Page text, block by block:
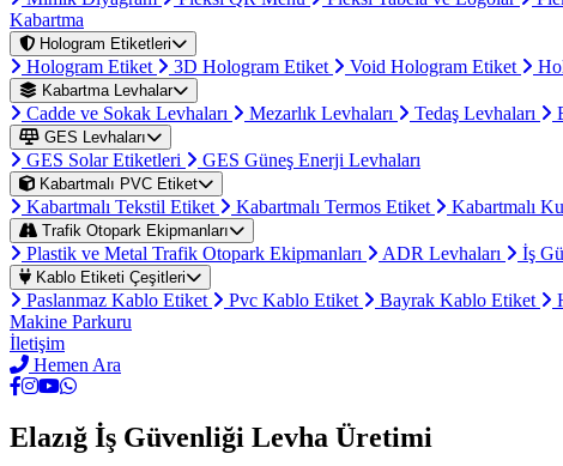
Kabartma
Hologram Etiketleri
Hologram Etiket 3D Hologram Etiket Void Hologram Etiket
Kabartma Levhalar
Cadde ve Sokak Levhaları Mezarlık Levhaları Tedaş Levhaları
GES Levhaları
GES Solar Etiketleri GES Güneş Enerji Levhaları
Kabartmalı PVC Etiket
Kabartmalı Tekstil Etiket Kabartmalı Termos Etiket Kabartmalı
Trafik Otopark Ekipmanları
Plastik ve Metal Trafik Otopark Ekipmanları ADR Levhaları İş
Kablo Etiketi Çeşitleri
Paslanmaz Kablo Etiket Pvc Kablo Etiket Bayrak Kablo Etiket
Makine Parkuru
İletişim
Hemen Ara
Elazığ İş Güvenliği Levha Üretimi